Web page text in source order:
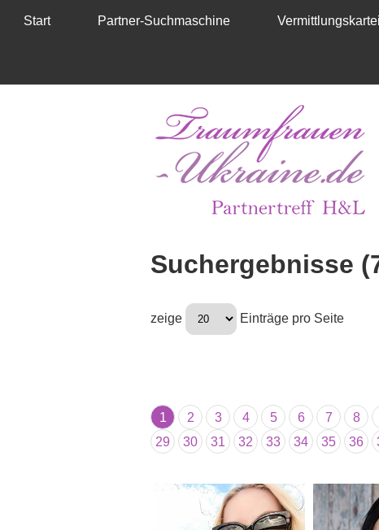
Start Partner-Suchmaschine Vermittlungskartei
Suchergebnisse
zeige
Einträge pro Seite
1 2 3 4 5 6 7 8
29
30 31 32 33 34 35 36